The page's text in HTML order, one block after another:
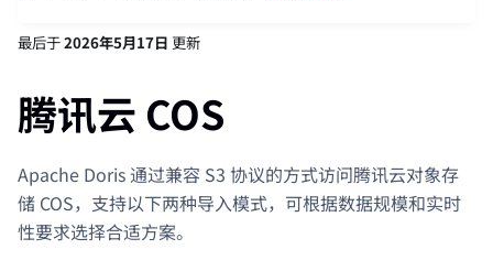
最后于2026年5月17日 更新
腾讯云 COS
Apache Doris 通过兼容 S3 协议的方式访问腾讯云对象存
储 COS，支持以下两种导入模式，可根据数据规模和实时
性要求选择合适方案。